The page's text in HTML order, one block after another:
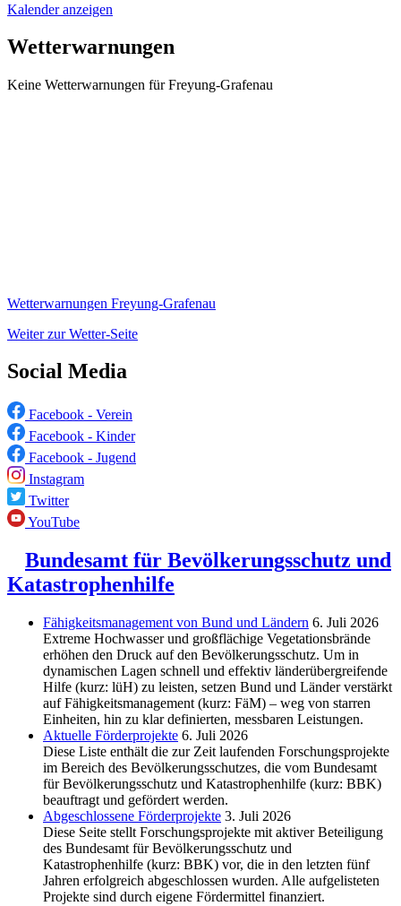
Kalender anzeigen
Wetterwarnungen
Keine Wetterwarnungen für Freyung-Grafenau
Wetterwarnungen Freyung-Grafenau
Weiter zur Wetter-Seite
Social Media
Facebook - Verein
Facebook - Kinder
Facebook - Jugend
Instagram
Twitter
YouTube
Bundesamt für Bevölkerungsschutz und
Katastrophenhilfe
Fähigkeitsmanagement von Bund und Ländern 6. Juli 2026
Extreme Hochwasser und großflächige Vegetationsbrände
erhöhen den Druck auf den Bevölkerungsschutz. Um in
dynamischen Lagen schnell und effektiv länderübergreifende
Hilfe (kurz: lüH) zu leisten, setzen Bund und Länder verstärkt
auf Fähigkeitsmanagement (kurz: FäM) – weg von starren
Einheiten, hin zu klar definierten, messbaren Leistungen.
Aktuelle Förderprojekte 6. Juli 2026
Diese Liste enthält die zur Zeit laufenden Forschungsprojekte
im Bereich des Be­völkerungs­schutzes, die vom Bundesamt
für Bevölkerungsschutz und Katastrophenhilfe (kurz: BBK)
beauftragt und gefördert werden.
Abgeschlos­sene Förderprojekte 3. Juli 2026
Diese Seite stellt Forschungsprojekte mit aktiver Beteiligung
des Bundesamt für Bevölkerungsschutz und
Katastrophenhilfe (kurz: BBK) vor, die in den letzten fünf
Jahren erfolgreich abgeschlossen wurden. Alle aufgelisteten
Projekte sind durch eigene Fördermittel finanziert.